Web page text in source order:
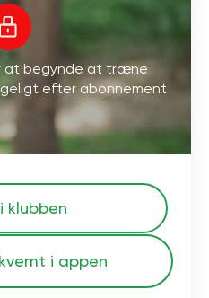
at begynde at træne
efter abonnement
klubben
i appen